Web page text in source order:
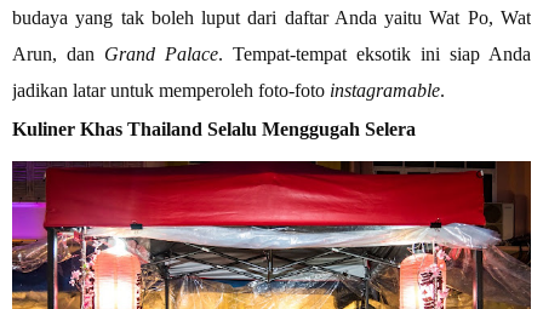
budaya yang tak boleh luput dari daftar Anda yaitu Wat Po, Wat
Arun, dan Grand Palace. Tempat-tempat eksotik ini siap Anda
jadikan latar untuk memperoleh foto-foto instagramable.
Kuliner Khas Thailand Selalu Menggugah Selera